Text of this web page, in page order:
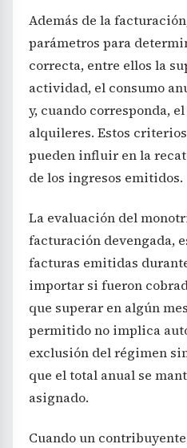
Además de la
parámetros para
correcta, entre ellos la
actividad, el consumo
y, cuando corresponda,
alquileres. Estos
pueden influir en la
de los ingresos emitidos.
La evaluación del
facturación devengada,
facturas emitidas
importar si fueron
que superar en algún
permitido no implica
exclusión del régimen
que el total anual se
asignado.
Cuando un